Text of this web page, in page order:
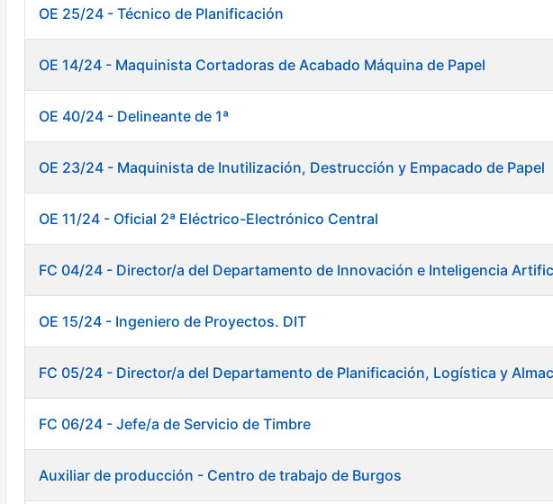
OE 25/24 - Técnico de Planificación
OE 14/24 - Maquinista Cortadoras de Acabado Máquina de Papel
OE 40/24 - Delineante de 1ª
OE 23/24 - Maquinista de Inutilización, Destrucción y Empacado de Papel
OE 11/24 - Oficial 2ª Eléctrico-Electrónico Central
FC 04/24 - Director/a del Departamento de Innovación e Inteligencia
OE 15/24 - Ingeniero de Proyectos. DIT
FC 05/24 - Director/a del Departamento de Planificación, Logística y
FC 06/24 - Jefe/a de Servicio de Timbre
Auxiliar de producción - Centro de trabajo de Burgos